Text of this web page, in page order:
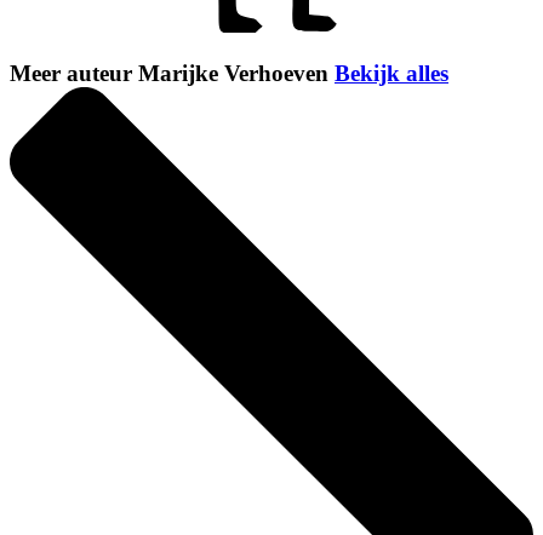
Meer auteur Marijke Verhoeven Bekijk alles